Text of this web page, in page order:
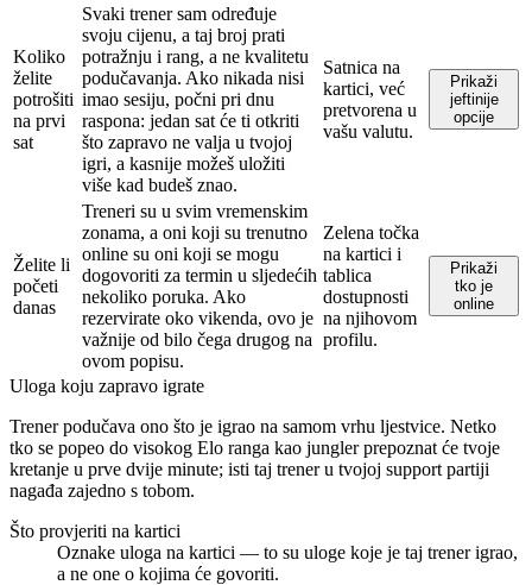
Koliko
želite
potrošiti
na prvi
sat
Svaki trener sam određuje
svoju cijenu, a taj broj prati
potražnju i rang, a ne kvalitetu
podučavanja. Ako nikada nisi
imao sesiju, počni pri dnu
raspona: jedan sat će ti otkriti
što zapravo ne valja u tvojoj
igri, a kasnije možeš uložiti
više kad budeš znao.
Satnica na
kartici, već
pretvorena u
vašu valutu.
Prikaži
jeftinije
opcije
Želite li
početi
danas
Treneri su u svim vremenskim
zonama, a oni koji su trenutno
online su oni koji se mogu
dogovoriti za termin u sljedećih
nekoliko poruka. Ako
rezervirate oko vikenda, ovo je
važnije od bilo čega drugog na
ovom popisu.
Zelena točka
na kartici i
tablica
dostupnosti
na njihovom
profilu.
Prikaži
tko je
online
Uloga koju zapravo igrate
Trener podučava ono što je igrao na samom vrhu ljestvice. Netko
tko se popeo do visokog Elo ranga kao jungler prepoznat će tvoje
kretanje u prve dvije minute; isti taj trener u tvojoj support partiji
nagađa zajedno s tobom.
Što provjeriti na kartici
Oznake uloga na kartici — to su uloge koje je taj trener igrao,
a ne one o kojima će govoriti.